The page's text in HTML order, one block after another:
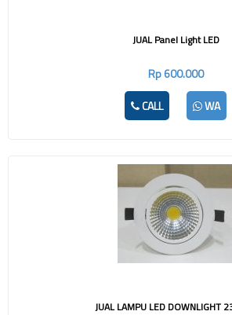
JUAL Panel Light LED
Rp 600.000
CALL
WA
JUAL LAMPU LED DOWNLIGHT